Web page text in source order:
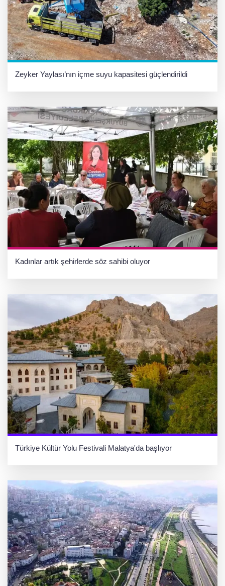
Zeyker Yaylası’nın içme suyu kapasitesi güçlendirildi
Kadınlar artık şehirlerde söz sahibi oluyor
Türkiye Kültür Yolu Festivali Malatya'da başlıyor